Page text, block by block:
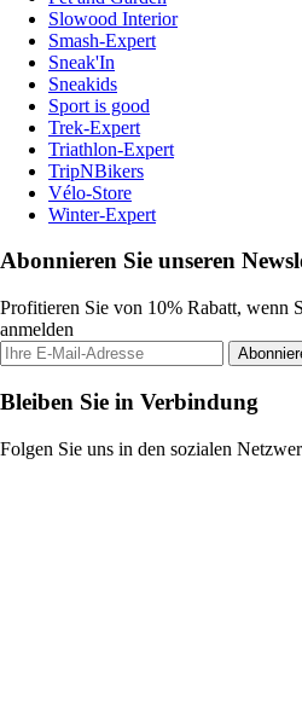
Slowood Interior
Smash-Expert
Sneak'In
Sneakids
Sport is good
Trek-Expert
Triathlon-Expert
TripNBikers
Vélo-Store
Winter-Expert
Abonnieren Sie unseren
Profitieren Sie von 10% Rabatt, wenn
anmelden
Bleiben Sie in Verbindung
Folgen Sie uns in den sozialen